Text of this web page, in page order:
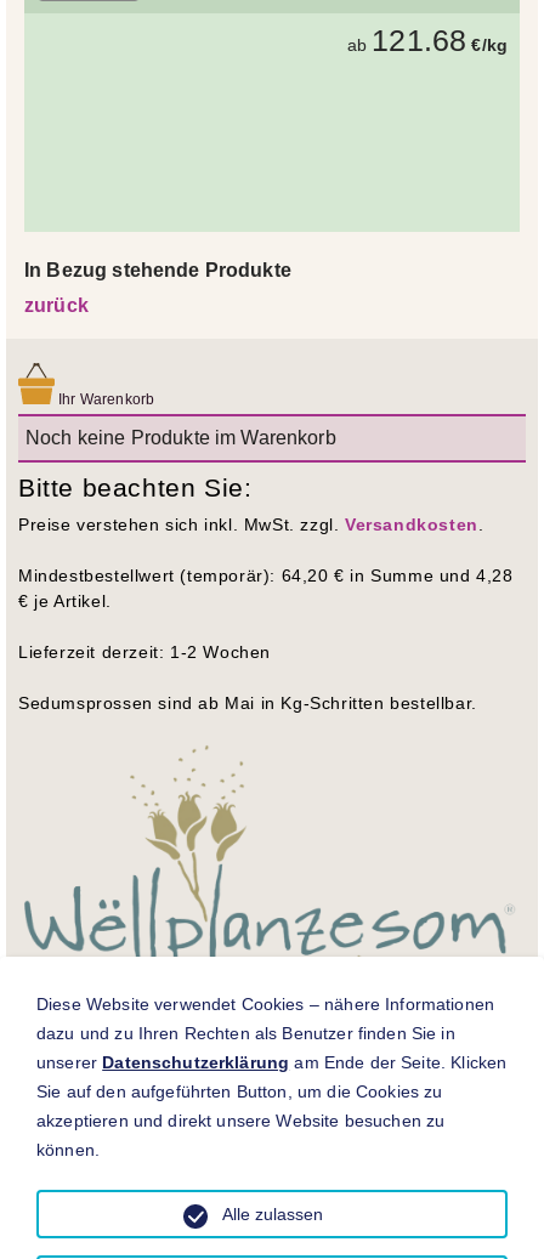
ab 121.68 €/kg
In Bezug stehende Produkte
zurück
Ihr Warenkorb
Noch keine Produkte im Warenkorb
Bitte beachten Sie:
Preise verstehen sich inkl. MwSt. zzgl. Versandkosten
Mindestbestellwert (temporär): 64,20 € in Summe und 4,28
€ je Artikel.
Lieferzeit derzeit: 1-2 Wochen
Sedumsprossen sind ab Mai in Kg-Schritten bestellbar.
Für weitere Informationen zur luxemburgischen
Wildpflanzensaatgut-Produktion und Zertifizierung
„Wëllplanzesom Lëtzebuerg“ besuchen Siewww.wellplanzen.lu
Bezug von Kleinmengen für Luxemburg:
Sie sich bitte an die Vertriebspartner in Luxemburg.
https://wellplanzen.lu/verkaufsstellen-der-lux-mischungen/
Diese Website verwendet Cookies – nähere Informationen
dazu und zu Ihren Rechten als Benutzer finden Sie in
unserer Datenschutzerklärung am Ende der Seite. Klicken
Sie auf den aufgeführten Button, um die Cookies zu
akzeptieren und direkt unsere Website besuchen zu
können.
Alle zulassen